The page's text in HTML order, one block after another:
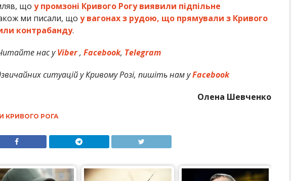
що у промзоні Кривого Рогу виявили підпільне
ми писали, що у вагонах з рудою, що прямували з Кривого
контрабанду.
нас уViber, Facebook, Telegram
ситуацій у Кривому Розі, пишіть нам уFacebook
Олена Шевченко
КРИВОГО РОГА